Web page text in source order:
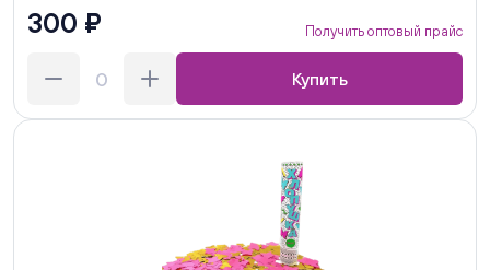
300 ₽ Получить оптовый прайс
Купить